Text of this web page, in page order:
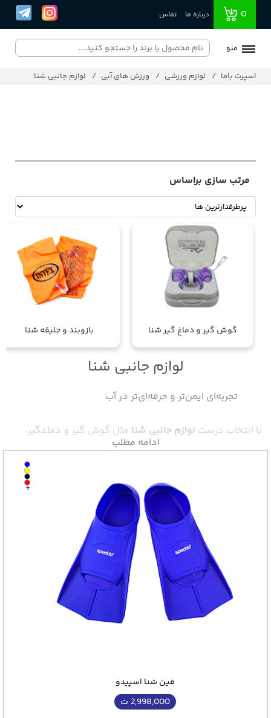
0 درباره ما تماس
منو
اسپرت باما لوازم ورزشی ورزش های آبی لوازم جانبی شنا
مرتب سازی براساس
گوش گیر و دماغ گیر شنا بازوبند و جلیقه شنا
لوازم جانبی شنا
تجربه‌ای ایمن‌تر و حرفه‌ای‌تر در آب
با انتخاب درست لوازم جانبی شنا مثل گوش گیر و دماغگیر،
بازوبند، جلیقه شنا، نودل استخر و فین شنا می‌توانید ایمنی،
سرعت و لذت شنا را چند برابر کنید. در اسپرت باما بهترین
تجهیزات شنا را با کیفیت بالا، تنوع کامل و قیمت مناسب پیدا
می‌کنید تا تمرین، یادگیری و تفریحات آبی شما بدون
نگراتی باشد.
ادامه مطلب
+
فین شنا اسپیدو
2,998,000 ت